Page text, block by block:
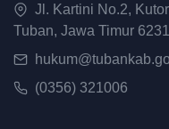
Jl. Kartini No.2,
Tuban, Jawa Timur
(0356) 321006